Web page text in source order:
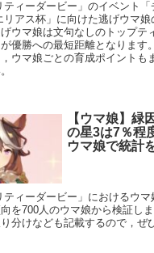
ティーダービー」のイベント
リアス杯」に向けた逃げウマ
ウマ娘は文句なしのトップテ
優勝への最短距離となります
ウマ娘ごとの育成ポイントも
【ウマ娘】緑
の星3は7％程
ウマ娘で統計
ティーダービー」におけるウ
を700人のウマ娘から検証し
分けなども記載するので，ぜ